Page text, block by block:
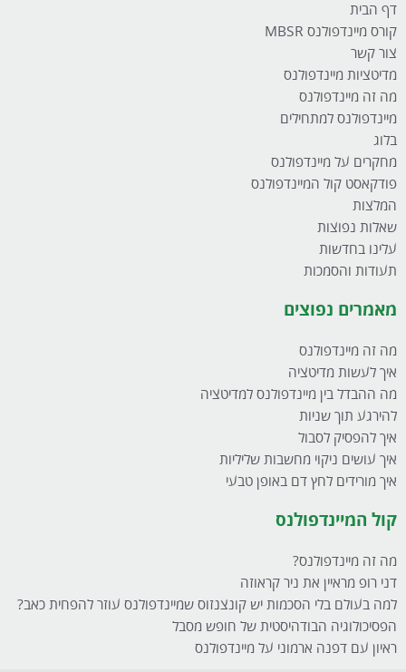
דף הבית
קורס מיינדפולנס MBSR
צור קשר
מדיטציות מיינדפולנס
מה זה מיינדפולנס
מיינדפולנס למתחילים
בלוג
מחקרים על מיינדפולנס
פודקאסט קול המיינדפולנס
המלצות
שאלות נפוצות
עלינו בחדשות
תעודות והסמכות
מאמרים נפוצים
מה זה מיינדפולנס
איך לעשות מדיטציה
מה ההבדל בין מיינדפולנס למדיטציה
להירגע תוך שניות
איך להפסיק לסבול
איך עושים ניקוי מחשבות שליליות
איך מורידים לחץ דם באופן טבעי
קול המיינדפולנס
מה זה מיינדפולנס?
דני רופ מראיין את ניר קראוזה
למה בעולם בלי הסכמות יש קונצנזוס שמיינדפולנס עוזר להפחית כאב?
הפסיכולוגיה הבודהיסטית של חופש מסבל
ראיון עם דפנה ארמוני על מיינדפולנס